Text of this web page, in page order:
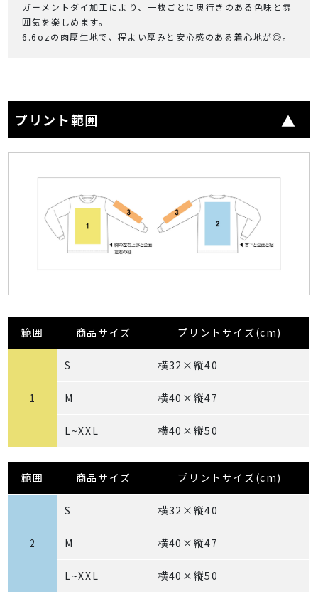
ガーメントダイ加工により、一枚ごとに奥行きのある色味と雰
囲気を楽しめます。
6.6ozの肉厚生地で、程よい厚みと安心感のある着心地が◎。
プリント範囲
範囲 商品サイズ プリントサイズ(cm)
1
S 横32×縦40
M 横40×縦47
L~XXL 横40×縦50
範囲 商品サイズ プリントサイズ(cm)
2
S 横32×縦40
M 横40×縦47
L~XXL 横40×縦50